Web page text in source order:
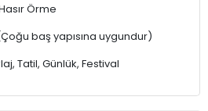
Örme
baş yapısına uygundur)
Tatil, Günlük, Festival